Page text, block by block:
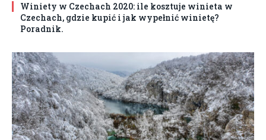
Winiety w Czechach 2020: ile kosztuje winieta w
Czechach, gdzie kupić i jak wypełnić winietę?
Poradnik.